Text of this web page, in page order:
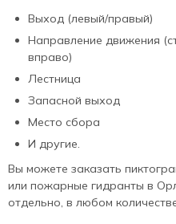
Выход (левый/правый)
Направление движения
вправо)
Лестница
Запасной выход
Место сбора
И другие.
Вы можете заказать
или пожарные гидранты в
отдельно, в любом